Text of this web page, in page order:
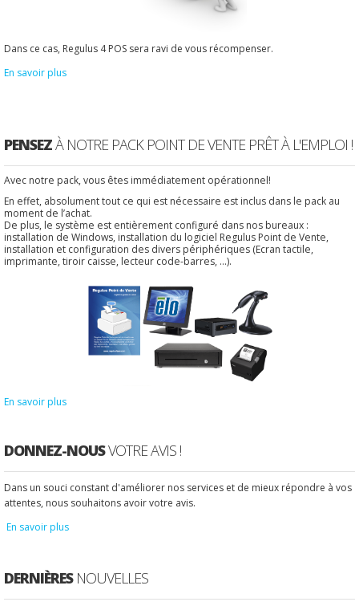
Dans ce cas, Regulus 4 POS sera ravi de vous récompenser.
En savoir plus
PENSEZÀ NOTRE PACK POINT DE VENTE PRÊT À L'EMPLOI !
Avec notre pack, vous êtes immédiatement opérationnel!
En effet, absolument tout ce qui est nécessaire est inclus dans le pack au
moment de l’achat.
De plus, le système est entièrement configuré dans nos bureaux :
installation de Windows, installation du logiciel Regulus Point de Vente,
installation et configuration des divers périphériques (Ecran tactile,
imprimante, tiroir caisse, lecteur code-barres, ...).
En savoir plus
DONNEZ-NOUSVOTRE AVIS !
Dans un souci constant d'améliorer nos services et de mieux répondre à vos
attentes, nous souhaitons avoir votre avis.
En savoir plus
DERNIÈRESNOUVELLES